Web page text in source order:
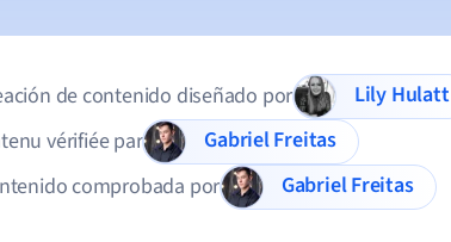
de contenido diseñado por
Lily Hulatt
vérifiée par
Gabriel Freitas
comprobada por
Gabriel Freitas